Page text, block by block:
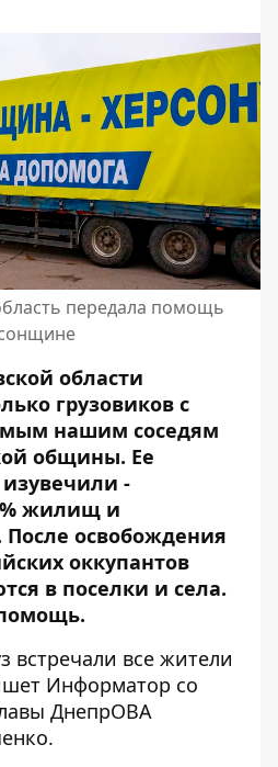
передала помощь
области
грузовиков с
нашим соседям
общины. Ее
-
жилищ и
После освобождения
оккупантов
в поселки и села.
встречали все жители
Информатор со
ДнепрОВА